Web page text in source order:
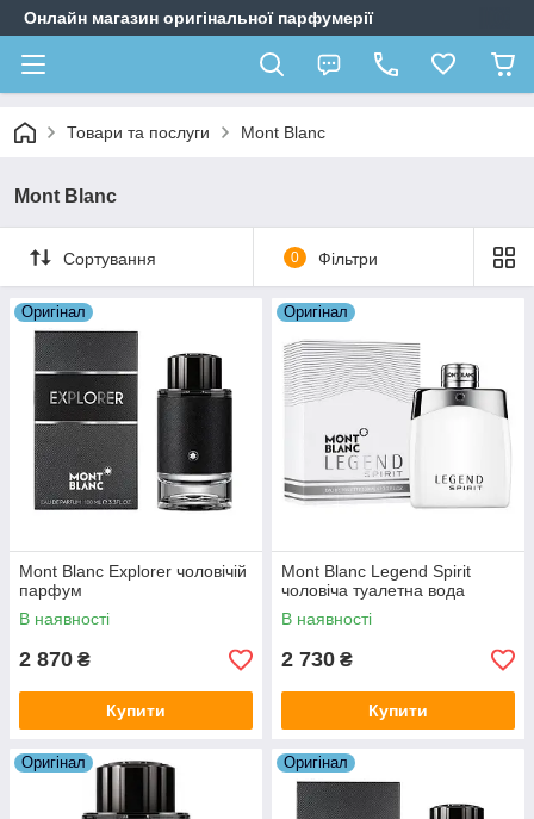
Онлайн магазин оригінальної парфумерії
Товари та послуги Mont Blanc
Mont Blanc
Сортування 0 Фільтри
Оригiнал
Mont Blanc Explorer чоловічій
парфум
В наявності
2 870 ₴
Купити
Оригiнал
Mont Blanc Legend Spirit
чоловіча туалетна вода
В наявності
2 730 ₴
Купити
Оригiнал Оригiнал